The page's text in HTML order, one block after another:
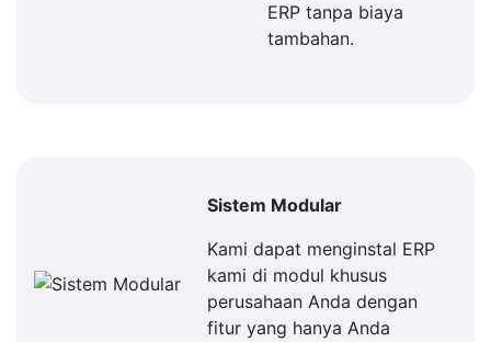
ERP tanpa biaya
tambahan.
Sistem Modular
Kami dapat menginstal ERP
kami di modul khusus
perusahaan Anda dengan
fitur yang hanya Anda